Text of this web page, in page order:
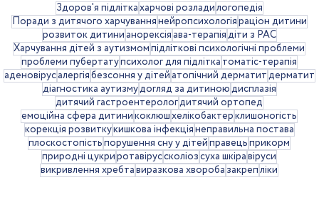
Затримка мовлення
Здоров'я підліткахарчові розладилогопедія
Поради з дитячого харчуваннянейропсихологіяраціон дитини
розвиток дитинианорексіяава-терапіядіти з РАС
Харчування дітей з аутизмомпідліткові психологічні проблеми
проблеми пубертатупсихолог для підлітка томатіс-терапія
аденовірусалергіябезсоння у дітейатопічний дерматитдерматит
діагностика аутизмудогляд за дитиноюдисплазія
дитячий гастроентерологдитячий ортопед
емоційна сфера дитиникоклюшхелікобактерклишоногість
корекція розвиткукишкова інфекціянеправильна постава
плоскостопістьпорушення сну у дітейправецьприкорм
природні цукриротавіруссколіозсуха шкіравіруси
викривлення хребтавиразкова хвороба закрепліки